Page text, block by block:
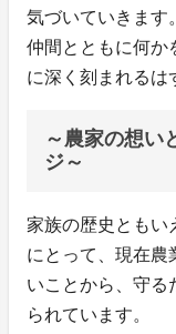
気づいていきます。
仲間とともに何か
に深く刻まれるは
～農家の想い
ジ～
家族の歴史ともい
にとって、現在農
いことから、守る
られています。